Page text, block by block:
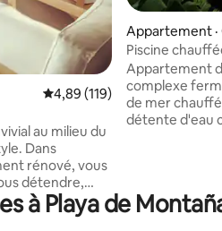
Note moyenne de 4,89 sur
4,89 (119)
au milieu du
rénové, vous
détendre,
à
de soleil
Appartement ·
Piscine
à gaz, jardin, 02
Appartement
complexe
de mer
détente d'eau
plages de l'île
pêcheurs
à Playa de